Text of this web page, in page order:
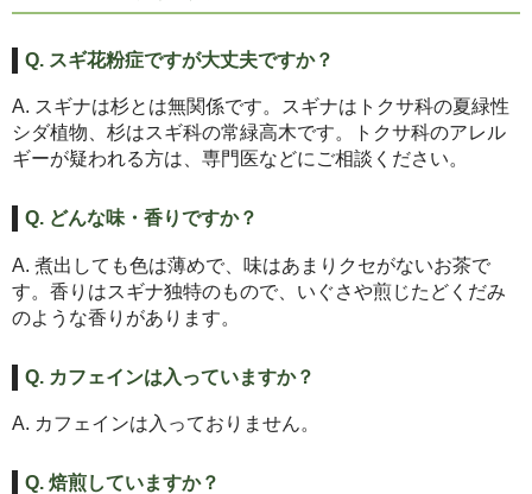
Q. スギ花粉症ですが大丈夫ですか？
A. スギナは杉とは無関係です。スギナはトクサ科の夏緑性
シダ植物、杉はスギ科の常緑高木です。トクサ科のアレル
ギーが疑われる方は、専門医などにご相談ください。
Q. どんな味・香りですか？
A. 煮出しても色は薄めで、味はあまりクセがないお茶で
す。香りはスギナ独特のもので、いぐさや煎じたどくだみ
のような香りがあります。
Q. カフェインは入っていますか？
A. カフェインは入っておりません。
Q. 焙煎していますか？